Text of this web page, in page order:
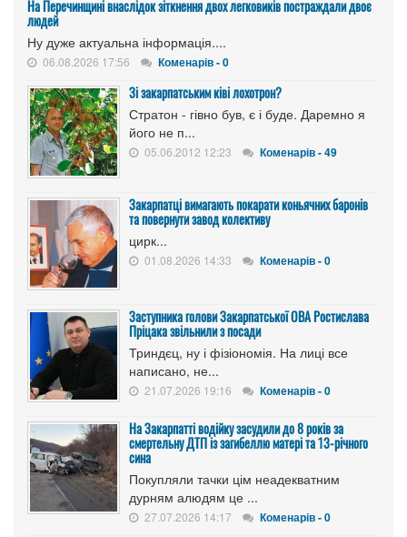
На Перечинщині внаслідок зіткнення двох легковиків постраждали двоє
людей
Ну дуже актуальна інформація....
06.08.2026 17:56 Коменарів - 0
Зі закарпатським ківі лохотрон?
Стратон - гівно був, є і буде. Даремно я
його не п...
05.06.2012 12:23 Коменарів - 49
Закарпатці вимагають покарати коньячних баронів
та повернути завод колективу
цирк...
01.08.2026 14:33 Коменарів - 0
Заступника голови Закарпатської ОВА Ростислава
Пріцака звільнили з посади
Триндєц, ну і фізіономія. На лиці все
написано, не...
21.07.2026 19:16 Коменарів - 0
На Закарпатті водійку засудили до 8 років за
смертельну ДТП із загибеллю матері та 13-річного
сина
Покупляли тачки цім неадекватним
дурням алюдям це ...
27.07.2026 14:17 Коменарів - 0